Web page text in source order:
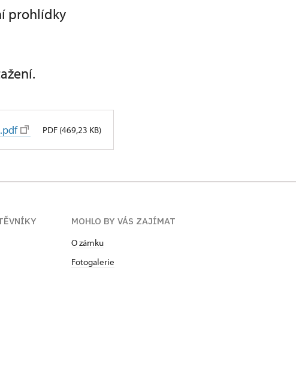
prohlídky
PDF (469,23 KB)
MOHLO BY VÁS ZAJÍMAT
O zámku
Fotogalerie